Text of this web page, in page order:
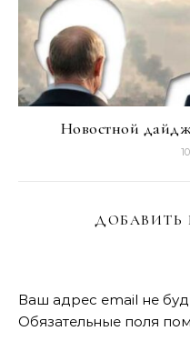
Новостной
ДОБАВИТЬ
Ваш адрес email не
Обязательные поля